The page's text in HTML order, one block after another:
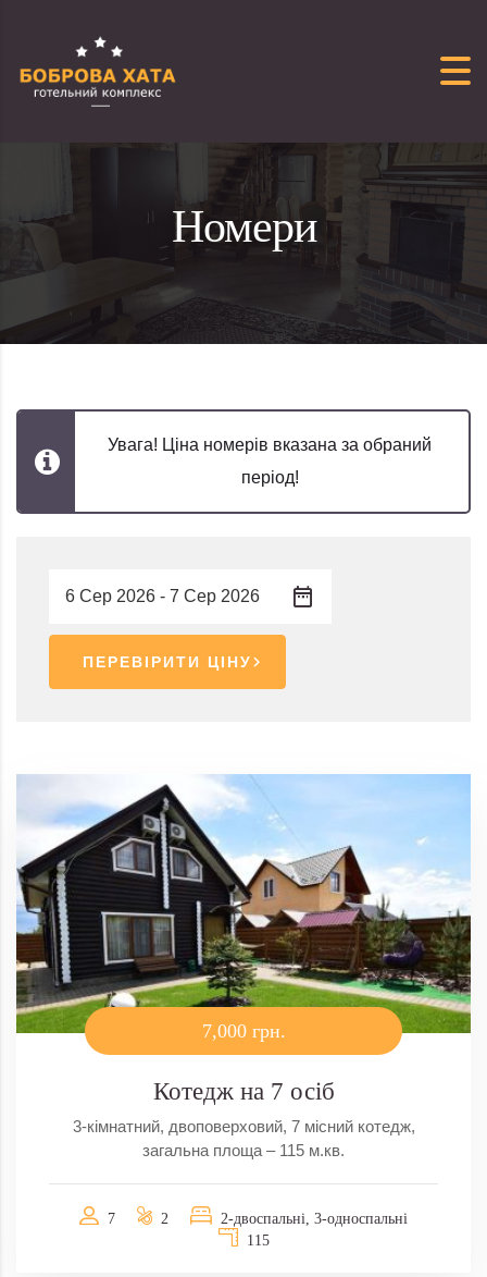
Номери
Увага! Ціна номерів вказана за обраний
період!
ПЕРЕВІРИТИ ЦІНУ
7,000 грн.
Котедж на 7 осіб
3-кімнатний, двоповерховий, 7 місний котедж,
загальна площа – 115 м.кв.
7 2
2-двоспальні, 3-односпальні
115